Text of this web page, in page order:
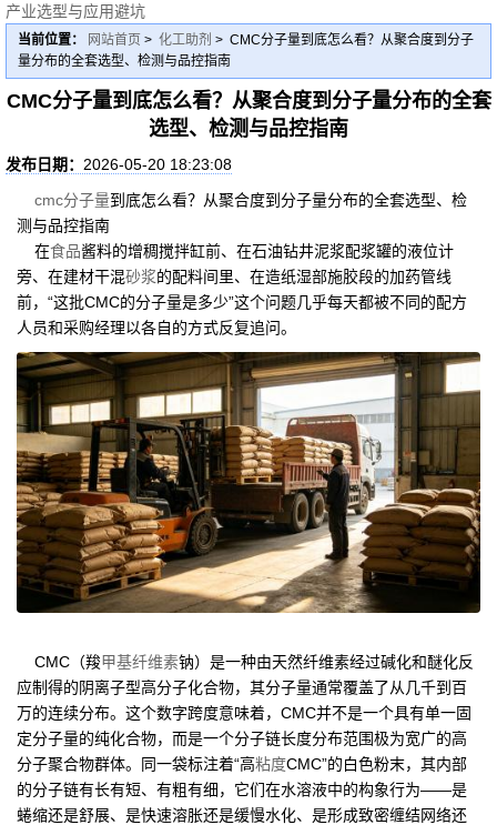
产业选型与应用避坑
当前位置： 网站首页 > 化工助剂 > CMC分子量到底怎么看？从聚合度到分子
量分布的全套选型、检测与品控指南
CMC分子量到底怎么看？从聚合度到分子量分布的全套
选型、检测与品控指南
发布日期： 2026-05-20 18:23:08
cmc分子量到底怎么看？从聚合度到分子量分布的全套选型、检
测与品控指南
在食品酱料的增稠搅拌缸前、在石油钻井泥浆配浆罐的液位计
旁、在建材干混砂浆的配料间里、在造纸湿部施胶段的加药管线
前，“这批CMC的分子量是多少”这个问题几乎每天都被不同的配方
人员和采购经理以各自的方式反复追问。
CMC（羧甲基纤维素钠）是一种由天然纤维素经过碱化和醚化反
应制得的阴离子型高分子化合物，其分子量通常覆盖了从几千到百
万的连续分布。这个数字跨度意味着，CMC并不是一个具有单一固
定分子量的纯化合物，而是一个分子链长度分布范围极为宽广的高
分子聚合物群体。同一袋标注着“高粘度CMC”的白色粉末，其内部
的分子链有长有短、有粗有细，它们在水溶液中的构象行为——是
蜷缩还是舒展、是快速溶胀还是缓慢水化、是形成致密缠结网络还